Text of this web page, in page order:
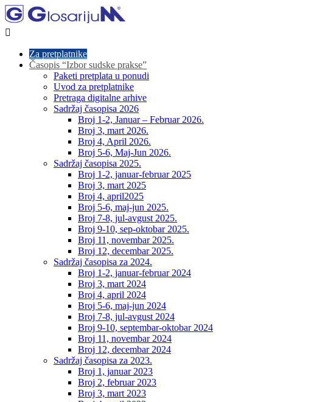

Za pretplatnike
Časopis “Izbor sudske prakse”
Paketi pretplata u ponudi
Uvod za pretplatnike
Pretraga digitalne arhive
Sadržaj časopisa 2026
Broj 1-2, Januar – Februar 2026.
Broj 3, mart 2026.
Broj 4, April 2026.
Broj 5-6, Maj-Jun 2026.
Sadržaj časopisa 2025.
Broj 1-2, januar-februar 2025
Broj 3, mart 2025
Broj 4, april2025
Broj 5-6, maj-jun 2025.
Broj 7-8, jul-avgust 2025.
Broj 9-10, sep-oktobar 2025.
Broj 11, novembar 2025.
Broj 12, decembar 2025.
Sadržaj časopisa za 2024.
Broj 1-2, januar-februar 2024
Broj 3, mart 2024
Broj 4, april 2024
Broj 5-6, maj-jun 2024
Broj 7-8, jul-avgust 2024
Broj 9-10, septembar-oktobar 2024
Broj 11, novembar 2024
Broj 12, decembar 2024
Sadržaj časopisa za 2023.
Broj 1, januar 2023
Broj 2, februar 2023
Broj 3, mart 2023